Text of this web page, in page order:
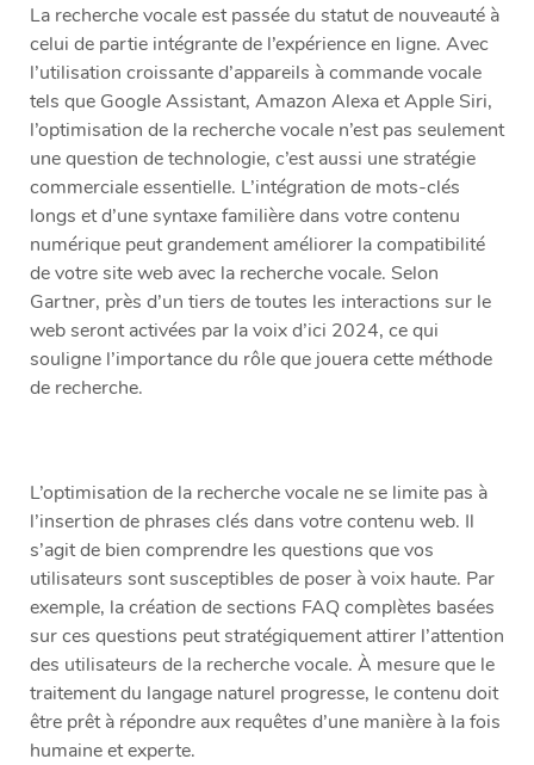
La recherche vocale est passée du statut de nouveauté à
celui de partie intégrante de l’expérience en ligne. Avec
l’utilisation croissante d’appareils à commande vocale
tels que Google Assistant, Amazon Alexa et Apple Siri,
l’optimisation de la recherche vocale n’est pas seulement
une question de technologie, c’est aussi une stratégie
commerciale essentielle. L’intégration de mots-clés
longs et d’une syntaxe familière dans votre contenu
numérique peut grandement améliorer la compatibilité
de votre site web avec la recherche vocale. Selon
Gartner, près d’un tiers de toutes les interactions sur le
web seront activées par la voix d’ici 2024, ce qui
souligne l’importance du rôle que jouera cette méthode
de recherche.
L’optimisation de la recherche vocale ne se limite pas à
l’insertion de phrases clés dans votre contenu web. Il
s’agit de bien comprendre les questions que vos
utilisateurs sont susceptibles de poser à voix haute. Par
exemple, la création de sections FAQ complètes basées
sur ces questions peut stratégiquement attirer l’attention
des utilisateurs de la recherche vocale. À mesure que le
traitement du langage naturel progresse, le contenu doit
être prêt à répondre aux requêtes d’une manière à la fois
humaine et experte.